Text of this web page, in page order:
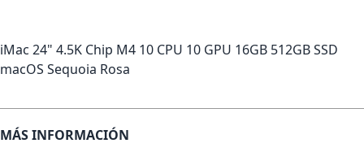
iMac 24" 4.5K Chip M4 10 CPU 10 GPU 16GB 512GB SSD
macOS Sequoia Rosa
MÁS INFORMACIÓN